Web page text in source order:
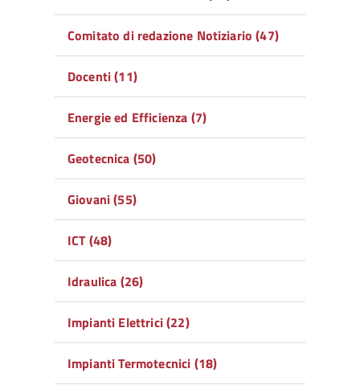
Comitato di redazione Notiziario (47)
Docenti (11)
Energie ed Efficienza (7)
Geotecnica (50)
Giovani (55)
ICT (48)
Idraulica (26)
Impianti Elettrici (22)
Impianti Termotecnici (18)